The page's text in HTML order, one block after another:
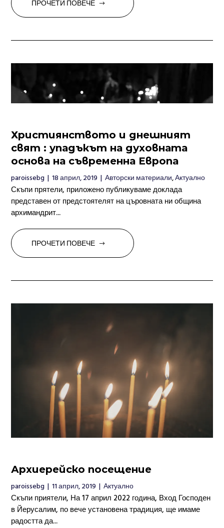
ПРОЧЕТИ ПОВЕЧЕ
Християнството и днешният
свят : упадъкът на духовната
основа на съвременна Европа
paroissebg | 18 април, 2019 | Авторски материали,Актуално
Скъпи прятели, приложено публикуваме доклада
представен от предстоятелят на църовната ни община
архимандрит...
ПРОЧЕТИ ПОВЕЧЕ
Архиерейско посещение
paroissebg | 11 април, 2019 | Актуално
Скъпи приятели, На 17 април 2022 година, Вход Господен
в Йерусалим, по вече установена традиция, ще имаме
радостта да...